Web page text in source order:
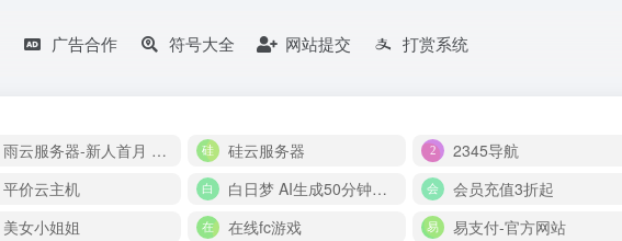
广告合作 符号大全 网站提交 打赏系统
雨云服务器-新人首月 5 折 硅云服务器 2345导航
平价云主机 白日梦 AI生成50分钟视频 会员充值3折起
美女小姐姐 在线fc游戏 易支付-官方网站